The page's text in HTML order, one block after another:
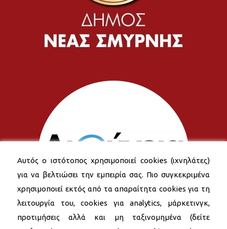
Αυτός ο ιστότοπος χρησιμοποιεί cookies (ιχνηλάτες)
για να βελτιώσει την εμπειρία σας. Πιο συγκεκριμένα
χρησιμοποιεί εκτός από τα απαραίτητα cookies για τη
λειτουργία του, cookies για analytics, μάρκετινγκ,
προτιμήσεις αλλά και μη ταξινομημένα (δείτε